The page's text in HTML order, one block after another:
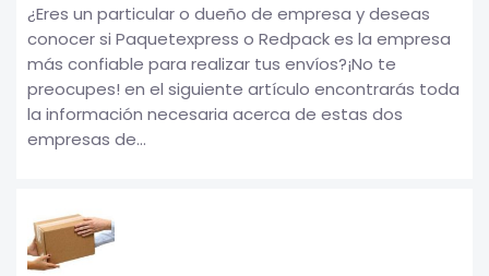
¿Eres un particular o dueño de empresa y deseas
conocer si Paquetexpress o Redpack es la empresa
más confiable para realizar tus envíos?¡No te
preocupes! en el siguiente artículo encontrarás toda
la información necesaria acerca de estas dos
empresas de...